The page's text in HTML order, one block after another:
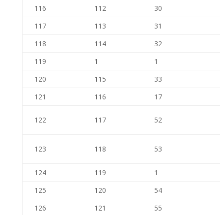
116
112
30
117
113
31
118
114
32
119
1
1
120
115
33
121
116 17
122 117 52
123 118 53
124 119
1
125
120
54
126
121
55